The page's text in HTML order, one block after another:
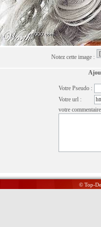
Notez cette image :
Votre Pseudo :
Votre url :
votre
© Top-